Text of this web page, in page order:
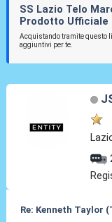
SS Lazio Telo
Prodotto Ufficiale
Acquistando tramite questo
aggiuntivi per te.
Re: Kenneth Taylor